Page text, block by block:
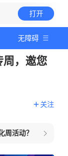
打开
无障碍
周，邀您
关注
周活动？